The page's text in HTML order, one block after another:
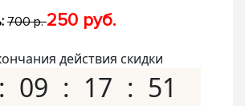
700 р.250 руб.
действия скидки
09 17 50